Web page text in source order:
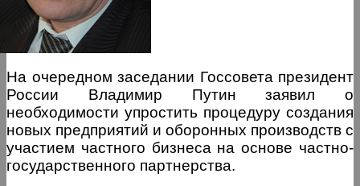
На очередном заседании Госсовета президент
России Владимир Путин заявил о
необходимости упростить процедуру создания
новых предприятий и оборонных производств с
участием частного бизнеса на основе частно-
государственного партнерства.